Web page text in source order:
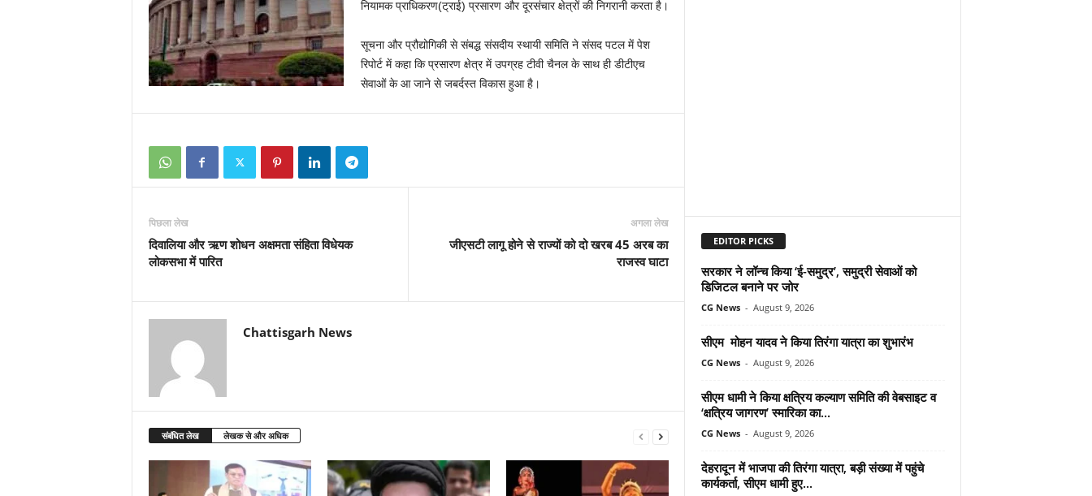
नियामक प्राधिकरण(ट्राई) प्रसारण और दूरसंचार क्षेत्रों की निगरानी करता है।
सूचना और प्रौद्योगिकी से संबद्ध संसदीय स्थायी समिति ने संसद पटल में पेश
रिपोर्ट में कहा कि प्रसारण क्षेत्र में उपग्रह टीवी चैनल के साथ ही डीटीएच
सेवाओं के आ जाने से जबर्दस्त विकास हुआ है।
पिछला लेख
दिवालिया और ऋण शोधन अक्षमता संहिता विधेयक
लोकसभा में पारित
अगला लेख
जीएसटी लागू होने से राज्यों को दो खरब 45 अरब का
राजस्व घाटा
Chattisgarh News
संबंधित लेख लेखक से और अधिक
EDITOR PICKS
सरकार ने लॉन्च किया ‘ई-समुद्र’, समुद्री सेवाओं को
डिजिटल बनाने पर जोर
CG News - August 9, 2026
सीएम मोहन यादव ने किया तिरंगा यात्रा का शुभारंभ
CG News - August 9, 2026
सीएम धामी ने किया क्षत्रिय कल्याण समिति की वेबसाइट व
‘क्षत्रिय जागरण’ स्मारिका का...
CG News - August 9, 2026
देहरादून में भाजपा की तिरंगा यात्रा, बड़ी संख्या में पहुंचे
कार्यकर्ता, सीएम धामी हुए...